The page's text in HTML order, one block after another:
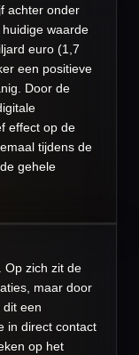
achter onder
waarde
euro (1,7
een positieve
Door de
effect op de
tijdens de
gehele
Op zich zit de
maar door
een
in direct contact
op het